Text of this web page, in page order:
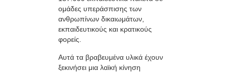
ομάδες υπεράσπισης των
ανθρωπίνων δικαιωμάτων,
εκπαιδευτικούς και κρατικούς
φορείς.
Αυτά τα βραβευμένα υλικά έχουν
ξεκινήσει μια λαϊκή κίνηση